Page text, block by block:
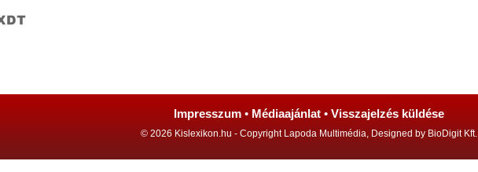
Impresszum • Médiaajánlat • Visszajelzés küldése
© 2026 Kislexikon.hu - Copyright Lapoda Multimédia, Designed by BioDigit Kft.